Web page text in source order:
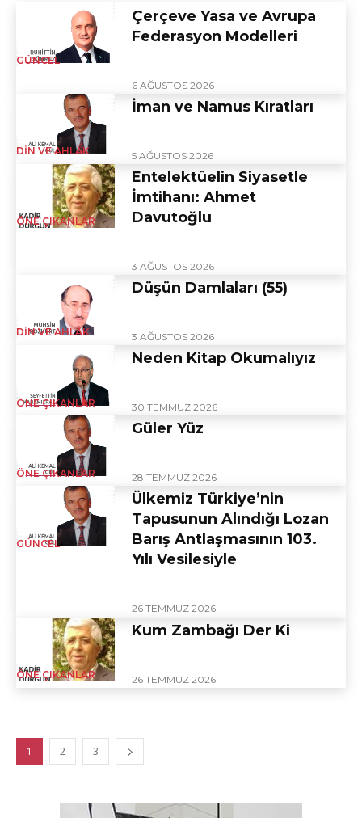
GÜNCEL
Çerçeve Yasa ve Avrupa
Federasyon Modelleri
6 AĞUSTOS 2026
DIN VE AHLÂK
İman ve Namus Kıratları
5 AĞUSTOS 2026
ÖNE ÇIKANLAR
Entelektüelin Siyasetle
İmtihanı: Ahmet
Davutoğlu
3 AĞUSTOS 2026
DIN VE AHLÂK
Düşün Damlaları (55)
3 AĞUSTOS 2026
ÖNE ÇIKANLAR
Neden Kitap Okumalıyız
30 TEMMUZ 2026
ÖNE ÇIKANLAR
Güler Yüz
28 TEMMUZ 2026
GÜNCEL
Ülkemiz Türkiye’nin
Tapusunun Alındığı Lozan
Barış Antlaşmasının 103.
Yılı Vesilesiyle
26 TEMMUZ 2026
ÖNE ÇIKANLAR
Kum Zambağı Der Ki
26 TEMMUZ 2026
1 2 3